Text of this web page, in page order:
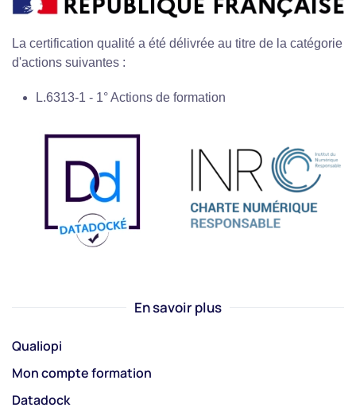
La certification qualité a été délivrée au titre de la catégorie
d'actions suivantes :
L.6313-1 - 1° Actions de formation
En savoir plus
Qualiopi
Mon compte formation
Datadock